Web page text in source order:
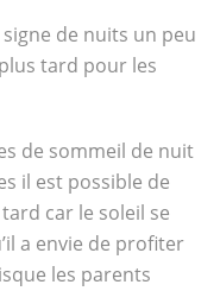
de nuits un peu
tard pour les
de sommeil de nuit
il est possible de
car le soleil se
a envie de profiter
les parents